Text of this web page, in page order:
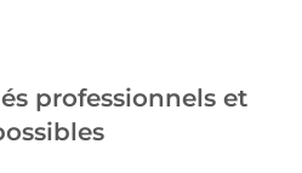
professionnels et